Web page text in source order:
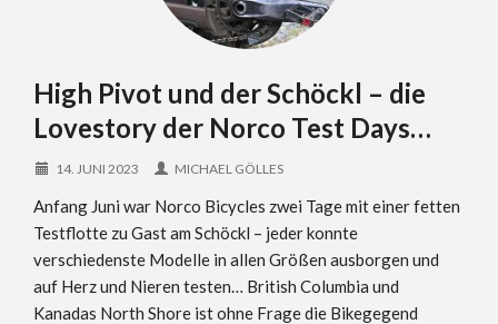
High Pivot und der Schöckl – die
Lovestory der Norco Test Days…
14. JUNI 2023 MICHAEL GÖLLES
Anfang Juni war Norco Bicycles zwei Tage mit einer fetten
Testflotte zu Gast am Schöckl – jeder konnte
verschiedenste Modelle in allen Größen ausborgen und
auf Herz und Nieren testen… British Columbia und
Kanadas North Shore ist ohne Frage die Bikegegend